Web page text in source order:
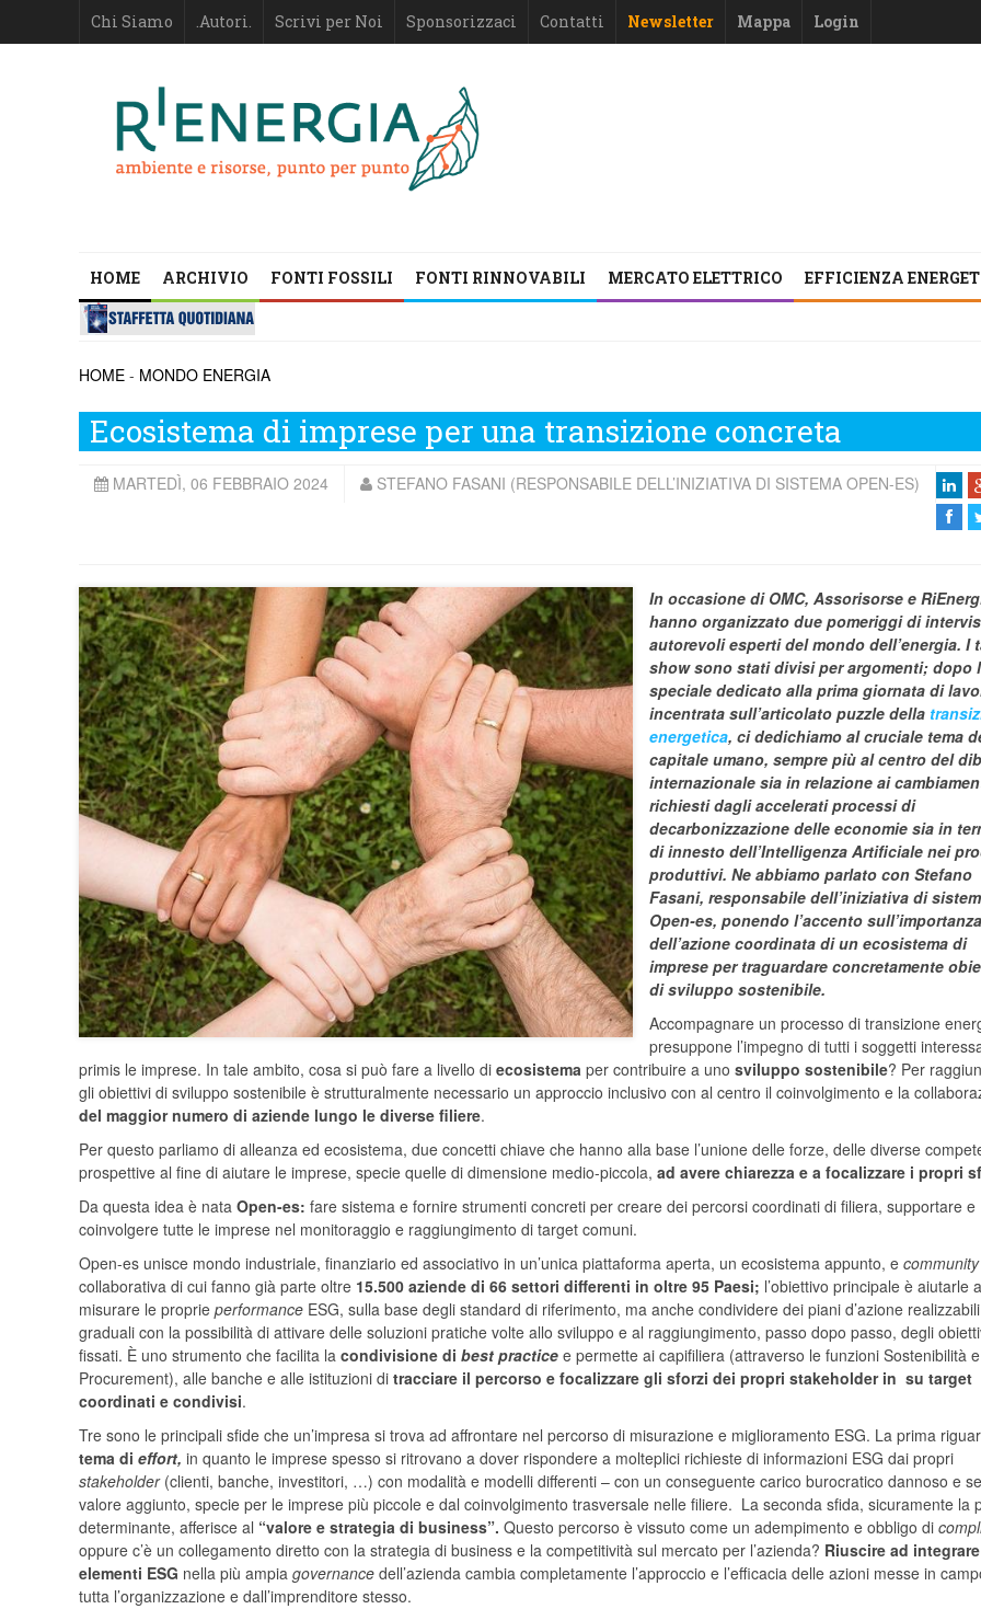
Chi Siamo .Autori. Scrivi per Noi Sponsorizzaci Contatti Newsletter Mappa Login
HOME ARCHIVIO FONTI FOSSILI FONTI RINNOVABILI MERCATO ELETTRICO EFFICIENZA
HOME - MONDO ENERGIA
Ecosistema di imprese per una transizione concreta
MARTEDÌ, 06 FEBBRAIO 2024 STEFANO FASANI (RESPONSABILE DELL’INIZIATIVA DI SISTEMA OPEN-ES)
In occasione di OMC, Assorisorse e
hanno organizzato due pomeriggi di
autorevoli esperti del mondo dell’energia. I
show sono stati divisi per argomenti; dopo
speciale dedicato alla prima giornata di
incentrata sull’articolato puzzle della
energetica, ci dedichiamo al cruciale tema
capitale umano, sempre più al centro del
internazionale sia in relazione ai
richiesti dagli accelerati processi di
decarbonizzazione delle economie sia in
di innesto dell’Intelligenza Artificiale nei
produttivi. Ne abbiamo parlato con Stefano
Fasani, responsabile dell’iniziativa di
Open-es, ponendo l’accento
dell’azione coordinata di un ecosistema di
imprese per traguardare concretamente
di sviluppo sostenibile.
Accompagnare un processo di transizione
presuppone l’impegno di tutti i soggetti
primis le imprese. In tale ambito, cosa si può fare a livello di ecosistema per contribuire a uno sviluppo sostenibile? Per
gli obiettivi di sviluppo sostenibile è strutturalmente necessario un approccio inclusivo con al centro il coinvolgimento e la
del maggior numero di aziende lungo le diverse filiere.
Per questo parliamo di alleanza ed ecosistema, due concetti chiave che hanno alla base l’unione delle forze, delle diverse
prospettive al fine di aiutare le imprese, specie quelle di dimensione medio-piccola, ad avere chiarezza e a focalizzare i propri
Da questa idea è nata Open-es: fare sistema e fornire strumenti concreti per creare dei percorsi coordinati di filiera, supportare e
coinvolgere tutte le imprese nel monitoraggio e raggiungimento di target comuni.
Open-es unisce mondo industriale, finanziario ed associativo in un’unica piattaforma aperta, un ecosistema appunto, e community
collaborativa di cui fanno già parte oltre 15.500 aziende di 66 settori differenti in oltre 95 Paesi; l’obiettivo principale è aiutarle a
misurare le proprie performance ESG, sulla base degli standard di riferimento, ma anche condividere dei piani d’azione
graduali con la possibilità di attivare delle soluzioni pratiche volte allo sviluppo e al raggiungimento, passo dopo passo, degli
fissati. È uno strumento che facilita la condivisione di best practice e permette ai capifiliera (attraverso le funzioni Sostenibilità e
Procurement), alle banche e alle istituzioni di tracciare il percorso e focalizzare gli sforzi dei propri stakeholder in su target
coordinati e condivisi.
Tre sono le principali sfide che un’impresa si trova ad affrontare nel percorso di misurazione e miglioramento ESG. La prima
tema di effort, in quanto le imprese spesso si ritrovano a dover rispondere a molteplici richieste di informazioni ESG dai propri
stakeholder(clienti, banche, investitori, …) con modalità e modelli differenti – con un conseguente carico burocratico dannoso e
valore aggiunto, specie per le imprese più piccole e dal coinvolgimento trasversale nelle filiere. La seconda sfida, sicuramente la
determinante, afferisce al “valore e strategia di business”. Questo percorso è vissuto come un adempimento e obbligo di
oppure c’è un collegamento diretto con la strategia di business e la competitività sul mercato per l’azienda? Riuscire ad
elementi ESG nella più ampia governance dell’azienda cambia completamente l’approccio e l’efficacia delle azioni messe in
tutta l’organizzazione e dall’imprenditore stesso.